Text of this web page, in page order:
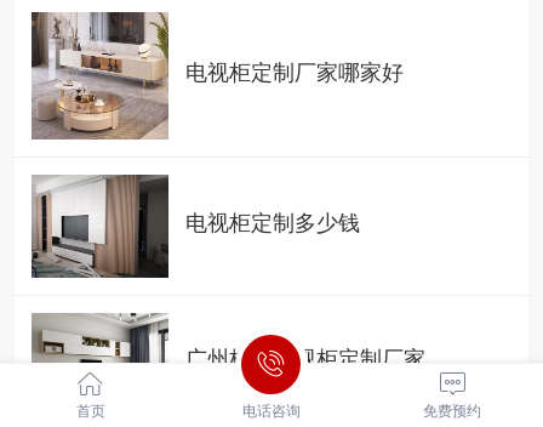
电视柜定制厂家哪家好
电视柜定制多少钱
广州板式电视柜定制厂家
首页 电话咨询 免费预约